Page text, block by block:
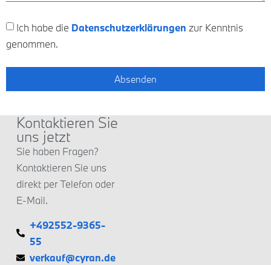
Ich habe die Datenschutzerklärungen zur Kenntnis
genommen.
Absenden
Kontaktieren Sie
uns jetzt
Sie haben Fragen?
Kontaktieren Sie uns
direkt per Telefon oder
E-Mail.
+492552-9365-
55
verkauf@cyran.de